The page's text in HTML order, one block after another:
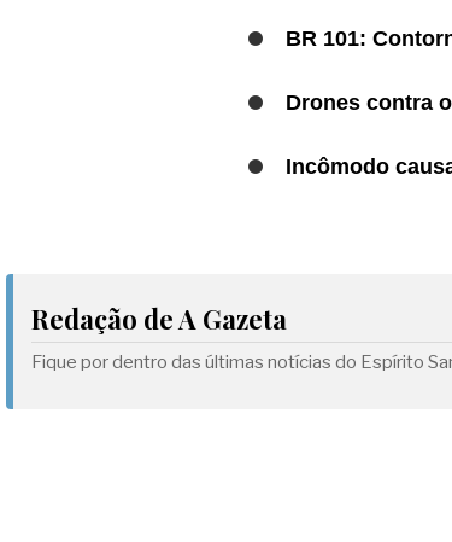
BR 101:
Drones contra
Incômodo
Redação de A Gazeta
Fique por dentro das últimas notícias do Espírito